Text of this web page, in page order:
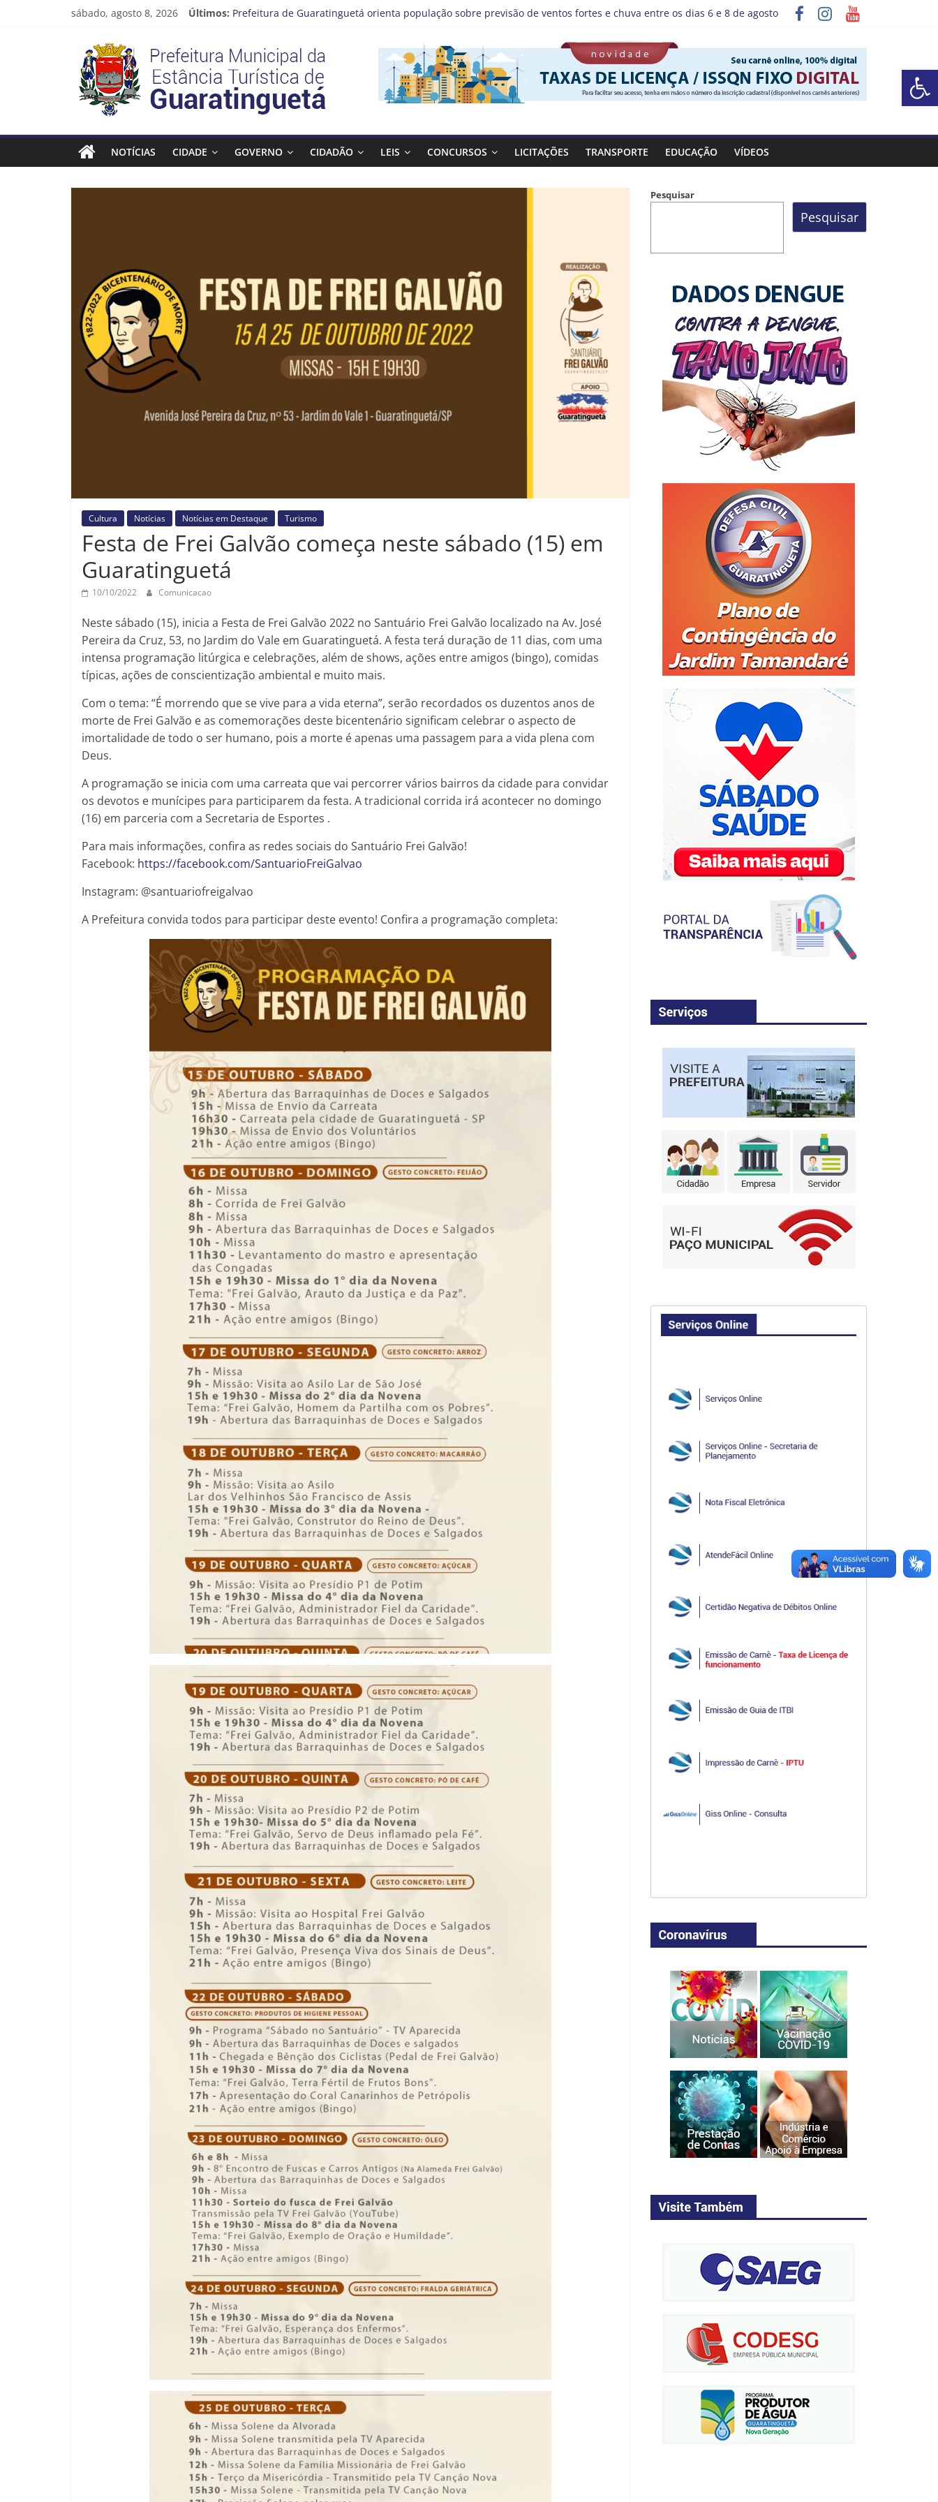
Barra de Ferramentas Aberta
sábado, agosto 8, 2026 Últimos: Prefeitura de Guaratinguetá orienta população sobre previsão de ventos fortes e chuva entre os dias 6 e 8 de agosto
Cinema Pontos MIS | Programação de Agosto
Neste sábado (08), a Prefeitura de Guaratinguetá realiza mais uma edição do programa “Sábado Saúde”
A Operação Cata Bagulho atenderá o seguinte bairro neste sábado, (08)
Prefeitura
Estância
Turística
Guaratinguetá
NOTÍCIAS CIDADE GOVERNO CIDADÃO LEIS CONCURSOS LICITAÇÕES TRANSPORTE EDUCAÇÃO VÍDEOS
Cultura Notícias Notícias em Destaque Turismo
Festa de Frei Galvão começa neste sábado (15) em
Guaratinguetá
10/10/2022 Comunicacao
Neste sábado (15), inicia a Festa de Frei Galvão 2022 no Santuário Frei Galvão localizado na Av. José
Pereira da Cruz, 53, no Jardim do Vale em Guaratinguetá. A festa terá duração de 11 dias, com uma
intensa programação litúrgica e celebrações, além de shows, ações entre amigos (bingo), comidas
típicas, ações de conscientização ambiental e muito mais.
Com o tema: “É morrendo que se vive para a vida eterna”, serão recordados os duzentos anos de
morte de Frei Galvão e as comemorações deste bicentenário significam celebrar o aspecto de
imortalidade de todo o ser humano, pois a morte é apenas uma passagem para a vida plena com
Deus.
A programação se inicia com uma carreata que vai percorrer vários bairros da cidade para convidar
os devotos e munícipes para participarem da festa. A tradicional corrida irá acontecer no domingo
(16) em parceria com a Secretaria de Esportes .
Para mais informações, confira as redes sociais do Santuário Frei Galvão!
Facebook: https://facebook.com/SantuarioFreiGalvao
Instagram: @santuariofreigalvao
A Prefeitura convida todos para participar deste evento! Confira a programação completa:
Pesquisar
Pesquisar